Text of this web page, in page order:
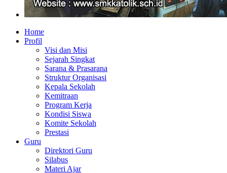
Home
Profil
Visi dan Misi
Sejarah Singkat
Sarana & Prasarana
Struktur Organisasi
Kepala Sekolah
Kemitraan
Program Kerja
Kondisi Siswa
Komite Sekolah
Prestasi
Guru
Direktori Guru
Silabus
Materi Ajar